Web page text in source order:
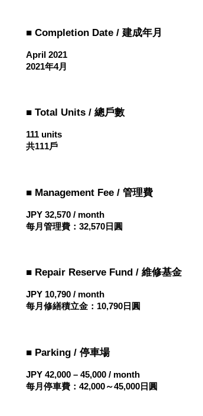
■ Completion Date / 建成年月
April 2021
2021年4月
■ Total Units / 總戶數
111 units
共111戶
■ Management Fee / 管理費
JPY 32,570 / month
每月管理費：32,570日圓
■ Repair Reserve Fund / 維修基金
JPY 10,790 / month
每月修繕積立金：10,790日圓
■ Parking / 停車場
JPY 42,000 – 45,000 / month
每月停車費：42,000～45,000日圓